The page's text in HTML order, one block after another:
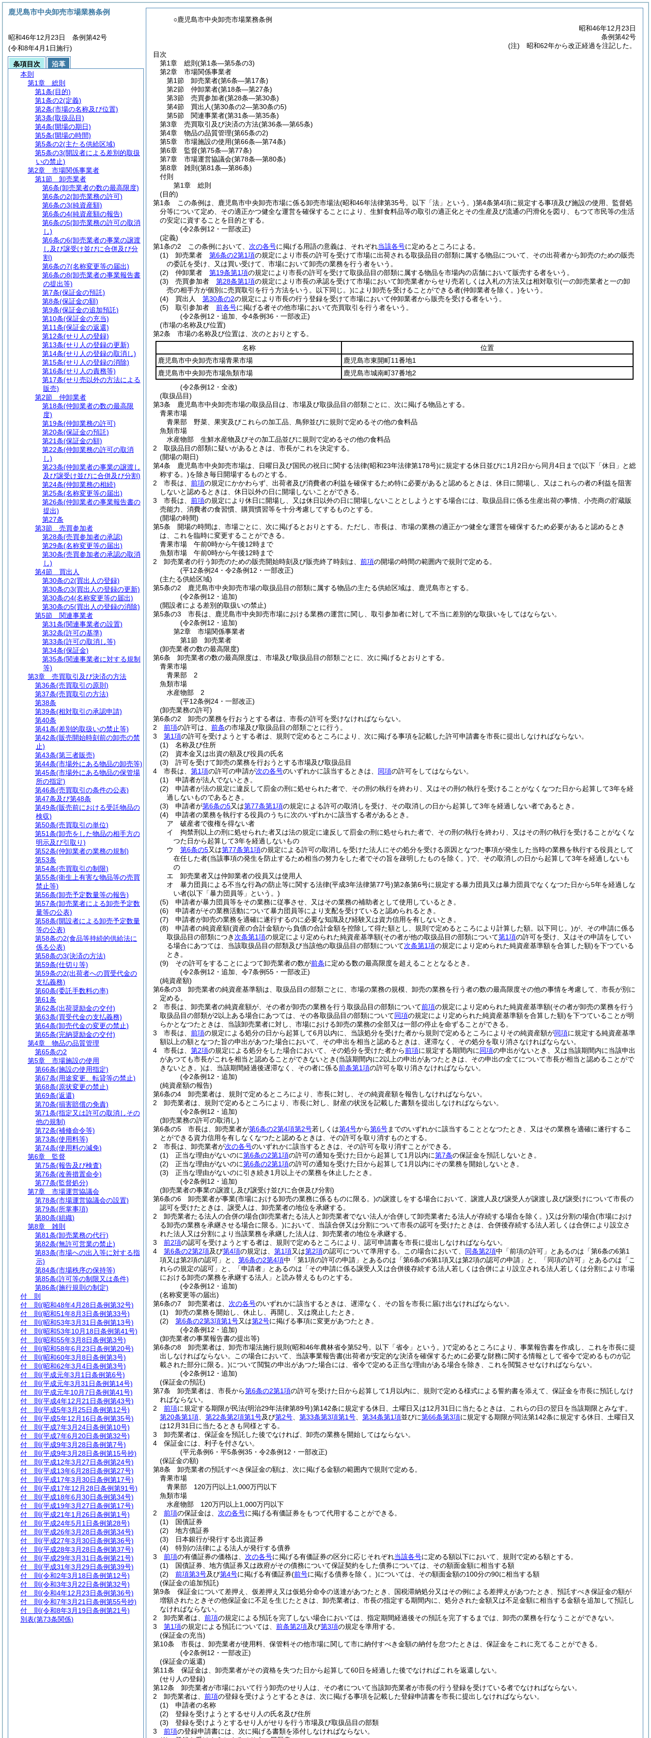
○鹿児島市中央卸売市場業務条例
昭和46年12月23日
条例第42号
(注) 昭和62年から改正経過を注記した。
目次
第1章
総則 (第1条―第5条の3)
第2章
市場関係事業者
第1節
卸売業者(第6条―第17条)
第2節
仲卸業者(第18条―第27条)
第3節
売買参加者(第28条―第30条)
第4節
買出人(第30条の2―第30条の5)
第5節
関連事業者(第31条―第35条)
第3章
売買取引及び決済の方法(第36条―第65条)
第4章
物品の品質管理(第65条の2)
第5章
市場施設の使用(第66条―第74条)
第6章
監督(第75条―第77条)
第7章
市場運営協議会(第78条―第80条)
第8章
雑則 (第81条―第86条)
付則
第1章
総則
(目的)
第1条
この条例は、鹿児島市中央卸売市場に係る卸売市場法(昭和46年法律第35号。以下「法」という。)第4条第4項に規定する事項及び施設の使用、監督処
分等について定め、その適正かつ健全な運営を確保することにより、生鮮食料品等の取引の適正化とその生産及び流通の円滑化を図り、もつて市民等の生活
の安定に資することを目的とする。
(令2条例12・一部改正)
(定義)
第1条の2
この条例において、 次の各号に掲げる用語の意義は、それぞれ当該各号に定めるところによる。
(1)
卸売業者 第6条の2第1項の規定により市長の許可を受けて市場に出荷される取扱品目の部類に属する物品について、その出荷者から卸売のための販売
の委託を受け、又は買い受けて、市場において卸売の業務を行う者をいう。
(2)
仲卸業者 第19条第1項の規定により市長の許可を受けて取扱品目の部類に属する物品を市場内の店舗において販売する者をいう。
(3)
売買参加者 第28条第1項の規定により市長の承認を受けて市場において卸売業者からせり売若しくは入札の方法又は相対取引 (一の卸売業者と一の卸
売の相手方が個別に売買取引を行う方法をいう。以下同じ。)により卸売を受けることができる者(仲卸業者を除く。)をいう。
(4)
買出人 第30条の2の規定により市長の行う登録を受けて市場において仲卸業者から販売を受ける者をいう。
(5)
取引参加者 前各号に掲げる者その他市場において売買取引を行う者をいう。
(令2条例12・追加、令4条例36・一部改正)
(市場の名称及び位置)
第2条
市場の名称及び位置は、次のとおりとする。
名称
位置
鹿児島市中央卸売市場青果市場
鹿児島市東開町11番地1
鹿児島市中央卸売市場魚類市場
鹿児島市城南町37番地2
(令2条例12・全改)
(取扱品目)
第3条
鹿児島市中央卸売市場の取扱品目は、市場及び取扱品目の部類ごとに、次に掲げる物品とする。
青果市場
青果部 野菜、果実及びこれらの加工品、鳥卵並びに規則で定めるその他の食料品
魚類市場
水産物部 生鮮水産物及びその加工品並びに規則で定めるその他の食料品
2
取扱品目の部類に疑いがあるときは、市長がこれを決定する。
(開場の期日)
第4条
鹿児島市中央卸売市場は、日曜日及び国民の祝日に関する法律(昭和23年法律第178号)に規定する休日並びに1月2日から同月4日まで(以下「休日」と総
称する。)を除き毎日開場するものとする。
2
市長は、 前項の規定にかかわらず、出荷者及び消費者の利益を確保するため特に必要があると認めるときは、休日に開場し、又はこれらの者の利益を阻害
しないと認めるときは、休日以外の日に開場しないことができる。
3
市長は、 前項の規定により休日に開場し、又は休日以外の日に開場しないこととしようとする場合には、取扱品目に係る生産出荷の事情、小売商の貯蔵販
売能力、消費者の食習慣、購買慣習等を十分考慮してするものとする。
(開場の時間)
第5条
開場の時間は、市場ごとに、次に掲げるとおりとする。 ただし、市長は、市場の業務の適正かつ健全な運営を確保するため必要があると認めるとき
は、これを臨時に変更することができる。
青果市場 午前0時から午後12時まで
魚類市場 午前0時から午後12時まで
2
卸売業者の行う卸売のための販売開始時刻及び販売終了時刻は、 前項の開場の時間の範囲内で規則で定める。
(平12条例24・令2条例12・一部改正)
(主たる供給区域)
第5条の2
鹿児島市中央卸売市場の取扱品目の部類に属する物品の主たる供給区域は、鹿児島市とする。
(令2条例12・追加)
(開設者による差別的取扱いの禁止)
第5条の3
市長は、鹿児島市中央卸売市場における業務の運営に関し、取引参加者に対して不当に差別的な取扱いをしてはならない。
(令2条例12・追加)
第2章
市場関係事業者
第1節
卸売業者
(卸売業者の数の最高限度)
第6条
卸売業者の数の最高限度は、市場及び取扱品目の部類ごとに、次に掲げるとおりとする。
青果市場
青果部 2
魚類市場
水産物部 2
(平12条例24・一部改正)
(卸売業務の許可)
第6条の2
卸売の業務を行おうとする者は、市長の許可を受けなければならない。
2
前項の許可は、 前条の市場及び取扱品目の部類ごとに行う。
3
第1項の許可を受けようとする者は、規則で定めるところにより、次に掲げる事項を記載した許可申請書を市長に提出しなければならない。
(1)
名称及び住所
(2)
資本金又は出資の額及び役員の氏名
(3)
許可を受けて卸売の業務を行おうとする市場及び取扱品目
4
市長は、 第1項の許可の申請が次の各号のいずれかに該当するときは、 同項の許可をしてはならない。
(1)
申請者が法人でないとき。
(2)
申請者が法の規定に違反して罰金の刑に処せられた者で、その刑の執行を終わり、又はその刑の執行を受けることがなくなつた日から起算して3年を経
過しないものであるとき。
(3)
申請者が第6条の5又は第77条第1項の規定による許可の取消しを受け、その取消しの日から起算して3年を経過しない者であるとき。
(4)
申請者の業務を執行する役員のうちに次のいずれかに該当する者があるとき。
ア
破産者で復権を得ない者
イ
拘禁刑以上の刑に処せられた者又は法の規定に違反して罰金の刑に処せられた者で、その刑の執行を終わり、又はその刑の執行を受けることがなくな
つた日から起算して3年を経過しないもの
ウ
第6条の5又は第77条第1項の規定による許可の取消しを受けた法人にその処分を受ける原因となつた事項が発生した当時の業務を執行する役員として
在任した者(当該事項の発生を防止するため相当の努力をした者でその旨を疎明したものを除く。)で、その取消しの日から起算して3年を経過しないも
の
エ
卸売業者又は仲卸業者の役員又は使用人
オ
暴力団員による不当な行為の防止等に関する法律(平成3年法律第77号)第2条第6号に規定する暴力団員又は暴力団員でなくなつた日から5年を経過しな
い者(以下「暴力団員等」という。)
(5)
申請者が暴力団員等をその業務に従事させ、又はその業務の補助者として使用しているとき。
(6)
申請者がその業務活動について暴力団員等により支配を受けていると認められるとき。
(7)
申請者が卸売の業務を適確に遂行するのに必要な知識及び経験又は資力信用を有しないとき。
(8)
申請者の純資産額(資産の合計金額から負債の合計金額を控除して得た額とし、規則で定めるところにより計算した額。以下同じ。)が、その申請に係る
取扱品目の部類につき 次条第1項の規定により定められた純資産基準額(その者が他の取扱品目の部類について第1項の許可を受け、又はその申請をしてい
る場合にあつては、当該取扱品目の部類及び当該他の取扱品目の部類について次条第1項の規定により定められた純資産基準額を合算した額)を下つている
とき。
(9)
その許可をすることによつて卸売業者の数が前条に定める数の最高限度を超えることとなるとき。
(令2条例12・追加、令7条例55・一部改正)
(純資産額)
第6条の3
卸売業者の純資産基準額は、取扱品目の部類ごとに、市場の業務の規模、卸売の業務を行う者の数の最高限度その他の事情を考慮して、市長が別に
定める。
2
市長は、卸売業者の純資産額が、その者が卸売の業務を行う取扱品目の部類について前項の規定により定められた純資産基準額(その者が卸売の業務を行う
取扱品目の部類が2以上ある場合にあつては、その各取扱品目の部類について同項の規定により定められた純資産基準額を合算した額)を下つていることが明
らかとなつたときは、当該卸売業者に対し、市場における卸売の業務の全部又は一部の停止を命ずることができる。
3
市長は、 前項の規定による処分の日から起算して6月以内に、当該処分を受けた者から規則で定めるところによりその純資産額が同項に規定する純資産基準
額以上の額となつた旨の申出があつた場合において、その申出を相当と認めるときは、遅滞なく、その処分を取り消さなければならない。
4
市長は、 第2項の規定による処分をした場合において、その処分を受けた者から前項に規定する期間内に同項の申出がないとき、又は当該期間内に当該申出
があつても市長がこれを相当と認めることができないとき(当該期間内に2以上の申出があつたときは、その申出の全てについて市長が相当と認めることがで
きないとき。)は、当該期間経過後遅滞なく、その者に係る前条第1項の許可を取り消さなければならない。
(令2条例12・追加)
(純資産額の報告)
第6条の4
卸売業者は、規則で定めるところにより、市長に対し、その純資産額を報告しなければならない。
2
卸売業者は、規則で定めるところにより、市長に対し、財産の状況を記載した書類を提出しなければならない。
(令2条例12・追加)
(卸売業務の許可の取消し)
第6条の5
市長は、卸売業者が第6条の2第4項第2号若しくは第4号から第6号までのいずれかに該当することとなつたとき、又はその業務を適確に遂行するこ
とができる資力信用を有しなくなつたと認めるときは、その許可を取り消すものとする。
2
市長は、卸売業者が次の各号のいずれかに該当するときは、その許可を取り消すことができる。
(1)
正当な理由がないのに第6条の2第1項の許可の通知を受けた日から起算して1月以内に第7条の保証金を預託しないとき。
(2)
正当な理由がないのに第6条の2第1項の許可の通知を受けた日から起算して1月以内にその業務を開始しないとき。
(3)
正当な理由がないのに引き続き1月以上その業務を休止したとき。
(令2条例12・追加)
(卸売業者の事業の譲渡し及び譲受け並びに合併及び分割)
第6条の6
卸売業者が事業(市場における卸売の業務に係るものに限る。)の譲渡しをする場合において、譲渡人及び譲受人が譲渡し及び譲受けについて市長の
認可を受けたときは、譲受人は、卸売業者の地位を承継する。
2
卸売業者たる法人の合併の場合(卸売業者たる法人と卸売業者でない法人が合併して卸売業者たる法人が存続する場合を除く。)又は分割の場合(市場におけ
る卸売の業務を承継させる場合に限る。)において、当該合併又は分割について市長の認可を受けたときは、合併後存続する法人若しくは合併により設立さ
れた法人又は分割により当該業務を承継した法人は、卸売業者の地位を承継する。
3
前2項の認可を受けようとする者は、規則で定めるところにより、認可申請書を市長に提出しなければならない。
4
第6条の2第2項及び第4項の規定は、 第1項又は第2項の認可について準用する。 この場合において、 同条第2項中「前項の許可」とあるのは「第6条の6第1
項又は第2項の認可」と、 第6条の2第4項中「第1項の許可の申請」とあるのは「第6条の6第1項又は第2項の認可の申請」と、「同項の許可」とあるのは「こ
れらの規定の認可」と、「申請者」とあるのは「その申請に係る譲受人又は合併後存続する法人若しくは合併により設立される法人若しくは分割により市場
における卸売の業務を承継する法人」と読み替えるものとする。
(令2条例12・追加)
(名称変更等の届出)
第6条の7
卸売業者は、 次の各号のいずれかに該当するときは、遅滞なく、その旨を市長に届け出なければならない。
(1)
卸売の業務を開始し、休止し、再開し、又は廃止したとき。
(2)
第6条の2第3項第1号又は第2号に掲げる事項に変更があつたとき。
(令2条例12・追加)
(卸売業者の事業報告書の提出等)
第6条の8
卸売業者は、卸売市場法施行規則 (昭和46年農林省令第52号。以下「省令」という。)で定めるところにより、事業報告書を作成し、これを市長に提
出しなければならない。
この場合において、当該事業報告書(出荷者が安定的な決済を確保するために必要な財務に関する情報として省令で定めるものが記
載された部分に限る。)について閲覧の申出があつた場合には、省令で定める正当な理由がある場合を除き、これを閲覧させなければならない。
(令2条例12・追加)
(保証金の預託)
第7条
卸売業者は、市長から第6条の2第1項の許可を受けた日から起算して1月以内に、規則で定める様式による誓約書を添えて、保証金を市長に預託しなけ
ればならない。
2
前項に規定する期限が民法(明治29年法律第89号)第142条に規定する休日、土曜日又は12月31日に当たるときは、これらの日の翌日を当該期限とみなす。
第20条第1項
第22条第2項第1号及び第2号 第33条第3項第1号 第34条第1項並びに第66条第3項に規定する期限が同法第142条に規定する休日、土曜日又
は12月31日に当たるときも同様とする。
3
卸売業者は、保証金を預託した後でなければ、卸売の業務を開始してはならない。
4
保証金には、利子を付さない。
(平元条例6・平5条例35・令2条例12・一部改正)
(保証金の額)
第8条
卸売業者の預託すべき保証金の額は、次に掲げる金額の範囲内で規則で定める。
青果市場
青果部 120万円以上1,000万円以下
魚類市場
水産物部 120万円以上1,000万円以下
2
前項の保証金は、 次の各号に掲げる有価証券をもつて代用することができる。
(1)
国債証券
(2)
地方債証券
(3)
日本銀行が発行する出資証券
(4)
特別の法律による法人が発行する債券
3
前項の有価証券の価格は、 次の各号に掲げる有価証券の区分に応じそれぞれ当該各号に定める額以下において、規則で定める額とする。
(1)
国債証券、地方債証券又は政府がその債務について保証契約をした債券については、その額面金額に相当する額
(2)
前項第3号及び第4号に掲げる有価証券(前号に掲げる債券を除く。)については、その額面金額の100分の90に相当する額
(保証金の追加預託)
第9条
保証金について差押え、仮差押え又は仮処分命令の送達があつたとき、国税滞納処分又はその例による差押えがあつたとき、預託すべき保証金の額が
増額されたときその他保証金に不足を生じたときは、卸売業者は、市長の指定する期間内に、処分された金額又は不足金額に相当する金額を追加して預託し
なければならない。
2
卸売業者は、 前項の規定による預託を完了しない場合においては、指定期間経過後その預託を完了するまでは、卸売の業務を行なうことができない。
3
第1項の規定による預託については、 前条第2項及び第3項の規定を準用する。
(保証金の充当)
第10条
市長は、卸売業者が使用料、保管料その他市場に関して市に納付すべき金額の納付を怠つたときは、保証金をこれに充てることができる。
(令2条例12・一部改正)
(保証金の返還)
第11条
保証金は、卸売業者がその資格を失つた日から起算して60日を経過した後でなければこれを返還しない。
(せり人の登録)
第12条
卸売業者が市場において行う卸売のせり人は、その者について当該卸売業者が市長の行う登録を受けている者でなければならない。
2
卸売業者は、 前項の登録を受けようとするときは、次に掲げる事項を記載した登録申請書を市長に提出しなければならない。
(1)
申請者の名称
(2)
登録を受けようとするせり人の氏名及び住所
(3)
登録を受けようとするせり人がせりを行う市場及び取扱品目の部類
3
前項の登録申請書には、次に掲げる書類を添付しなければならない。
鹿児島市中央卸売市場業務条例
昭和46年12月23日 条例第42号
(令和8年4月1日施行)
条項目次
沿革
本則
第1章
総則
第1条(目的)
第1条の2(定義)
第2条(市場の名称及び位置)
第3条(取扱品目)
第4条(開場の期日)
第5条(開場の時間)
第5条の2(主たる供給区域)
第5条の3(開設者による差別的取扱
いの禁止)
第2章
市場関係事業者
第1節
卸売業者
第6条(卸売業者の数の最高限度)
第6条の2(卸売業務の許可)
第6条の3(純資産額)
第6条の4(純資産額の報告)
第6条の5(卸売業務の許可の取消
し)
第6条の6(卸売業者の事業の譲渡
し及び譲受け並びに合併及び分
割)
第6条の7(名称変更等の届出)
第6条の8(卸売業者の事業報告書
の提出等)
第7条(保証金の預託)
第8条(保証金の額)
第9条(保証金の追加預託)
第10条(保証金の充当)
第11条(保証金の返還)
第12条(せり人の登録)
第13条(せり人の登録の更新)
第14条(せり人の登録の取消し)
第15条(せり人の登録の消除)
第16条(せり人の責務等)
第17条(せり売以外の方法による
販売)
第2節
仲卸業者
第18条(仲卸業者の数の最高限
度)
第19条(仲卸業務の許可)
第20条(保証金の預託)
第21条(保証金の額)
第22条(仲卸業務の許可の取消
し)
第23条(仲卸業者の事業の譲渡し
及び譲受け並びに合併及び分割)
第24条(仲卸業務の相続)
第25条(名称変更等の届出)
第26条(仲卸業者の事業報告書の
提出)
第27条
第3節
売買参加者
第28条(売買参加者の承認)
第29条(名称変更等の届出)
第30条(売買参加者の承認の取消
し)
第4節
買出人
第30条の2(買出人の登録)
第30条の3(買出人の登録の更新)
第30条の4(名称変更等の届出)
第30条の5(買出人の登録の消除)
第5節
関連事業者
第31条(関連事業者の設置)
第32条(許可の基準)
第33条(許可の取消し等)
第34条(保証金)
第35条(関連事業者に対する規制
等)
第3章
売買取引及び決済の方法
第36条(売買取引の原則)
第37条(売買取引の方法)
第38条
第39条(相対取引の承認申請)
第40条
第41条(差別的取扱いの禁止等)
第42条(販売開始時刻前の卸売の禁
止)
第43条(第三者販売)
第44条(市場外にある物品の卸売等)
第45条(市場外にある物品の保管場
所の指定)
第46条(売買取引の条件の公表)
第47条及び第48条
第49条(販売前における受託物品の
検収)
第50条(売買取引の単位)
第51条(卸売をした物品の相手方の
明示及び引取り)
第52条(仲卸業者の業務の規制)
第53条
第54条(売買取引の制限)
第55条(衛生上有害な物品等の売買
禁止等)
第56条(卸売予定数量等の報告)
第57条(卸売業者による卸売予定数
量等の公表)
第58条(開設者による卸売予定数量
等の公表)
第58条の2(食品等持続的供給法に
係る公表)
第58条の3(決済の方法)
第59条(仕切り等)
第59条の2(出荷者への買受代金の
支払義務)
第60条(委託手数料の率)
第61条
第62条(出荷奨励金の交付)
第63条(買受代金の支払義務)
第64条(卸売代金の変更の禁止)
第65条(完納奨励金の交付)
第4章
物品の品質管理
第65条の2
第5章
市場施設の使用
第66条(施設の使用指定)
第67条(用途変更、転貸等の禁止)
第68条(原状変更の禁止)
第69条(返還)
第70条(損害賠償の免責)
第71条(指定又は許可の取消しその
他の規制)
第72条(補修命令等)
第73条(使用料等)
第74条(使用料の減免)
第6章
監督
第75条(報告及び検査)
第76条(改善措置命令)
第77条(監督処分)
第7章
市場運営協議会
第78条(市場運営協議会の設置)
第79条(所掌事項)
第80条(組織)
第8章
雑則
第81条(卸売業務の代行)
第82条(無許可営業の禁止)
第83条(市場への出入等に対する指
示)
第84条(市場秩序の保持等)
第85条(許可等の制限又は条件)
第86条(施行規則の制定)
付 則
付 則 (昭和48年4月28日条例第32号)
付 則 (昭和51年8月3日条例第33号)
付 則 (昭和53年3月31日条例第13号)
付 則 (昭和53年10月18日条例第41号)
付 則 (昭和55年3月8日条例第3号)
付 則 (昭和58年6月23日条例第20号)
付 則 (昭和60年3月8日条例第3号)
付 則 (昭和62年3月4日条例第3号)
付 則 (平成元年3月1日条例第6号)
付 則 (平成元年3月31日条例第14号)
付 則 (平成元年10月7日条例第41号)
付 則 (平成4年12月21日条例第43号)
付 則 (平成5年3月25日条例第12号)
付 則 (平成5年12月16日条例第35号)
付 則 (平成7年3月24日条例第10号)
付 則 (平成7年6月20日条例第32号)
付 則 (平成9年3月28日条例第7号)
付 則 (平成9年3月28日条例第15号抄)
付 則 (平成12年3月27日条例第24号)
付 則 (平成13年6月28日条例第27号)
付 則 (平成17年3月30日条例第17号)
付 則 (平成17年12月28日条例第91号)
付 則 (平成18年6月30日条例第34号)
付 則 (平成19年3月27日条例第17号)
付 則 (平成21年1月26日条例第1号)
付 則 (平成24年5月1日条例第28号)
付 則 (平成26年3月28日条例第34号)
付 則 (平成27年3月30日条例第36号)
付 則 (平成28年3月28日条例第37号)
付 則 (平成29年3月31日条例第21号)
付 則 (平成31年3月29日条例第39号)
付 則 (令和2年3月18日条例第12号)
付 則 (令和3年3月22日条例第32号)
付 則 (令和4年12月23日条例第36号)
付 則 (令和7年3月21日条例第55号抄)
付 則 (令和8年3月19日条例第21号)
別表(第73条関係)